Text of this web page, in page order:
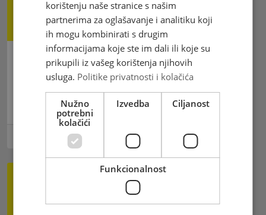
Obavijest o neradnom danu na
području općine Odžak
Obavještavamo korisnike
06.02.2024
korištenju naše stranice s našim
partnerima za oglašavanje i analitiku koji
ih mogu kombinirati s drugim
informacijama koje ste im dali ili koje su
prikupili iz vašeg korištenja njihovih
usluga. Politike privatnosti i kolačića
Nužno
potrebni
kolačići
Izvedba Ciljanost
Funkcionalnost